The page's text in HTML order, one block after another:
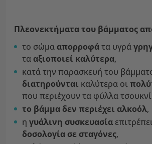
Πλεονεκτήματα του βάμματος
το σώμα απορροφάτα υγρά
τα αξιοποιεί καλύτερα,
κατά την παρασκευή του
διατηρούνται καλύτερα οι
που περιέχουν τα φύλλα
το βάμμα δεν περιέχει αλκοόλ,
η γυάλινη συσκευασία
δοσολογία σε σταγόνες,